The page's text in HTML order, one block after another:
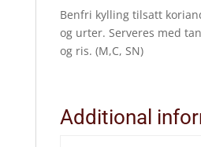
Benfri kylling tilsatt
og urter. Serveres med
og ris. (M,C, SN)
Additional